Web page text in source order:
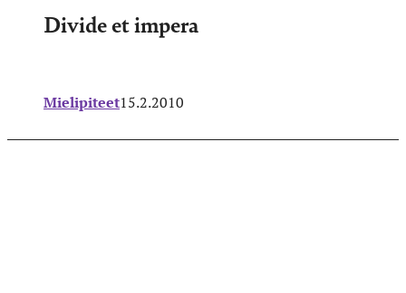
Divide et impera
Mielipiteet15.2.2010